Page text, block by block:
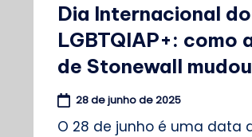
Dia Internacional
LGBTQIAP+: como
de Stonewall
28 de junho de 2025
O 28 de junho é uma data